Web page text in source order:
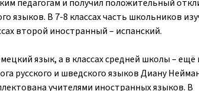
педагогам и получил положительный
языков. В 7-8 классах часть школьников
второй иностранный – испанский.
язык, а в классах средней школы – ещё
русского и шведского языков Диану
учителями иностранных языков. В